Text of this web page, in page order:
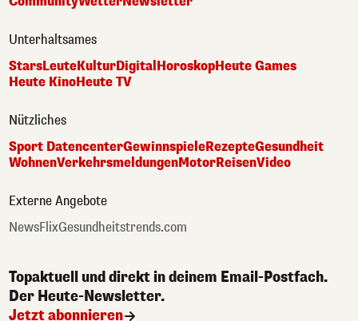
Unterhaltsames
StarsLeuteKulturDigital HoroskopHeute Games
Heute KinoHeute TV
Nützliches
Sport DatencenterGewinnspieleRezepteGesundheit
WohnenVerkehrsmeldungenMotorReisenVideo
Externe Angebote
NewsFlixGesundheitstrends.com
Topaktuell und direkt in deinem Email-Postfach.
Der Heute-Newsletter.
Jetzt abonnieren